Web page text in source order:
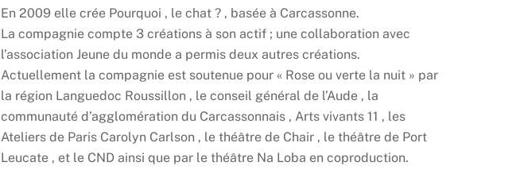
En 2009 elle crée Pourquoi , le chat ? , basée à Carcassonne.
La compagnie compte 3 créations à son actif ; une collaboration avec
l’association Jeune du monde a permis deux autres créations.
Actuellement la compagnie est soutenue pour « Rose ou verte la nuit » par
la région Languedoc Roussillon , le conseil général de l’Aude , la
communauté d’agglomération du Carcassonnais , Arts vivants 11 , les
Ateliers de Paris Carolyn Carlson , le théâtre de Chair , le théâtre de Port
Leucate , et le CND ainsi que par le théâtre Na Loba en coproduction.